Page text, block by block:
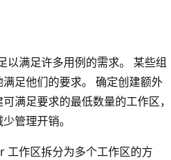
满足许多用例的需求。 某些组
足他们的要求。 确定创建额外
满足要求的最低数量的工作区，
管理开销。
作区拆分为多个工作区的方